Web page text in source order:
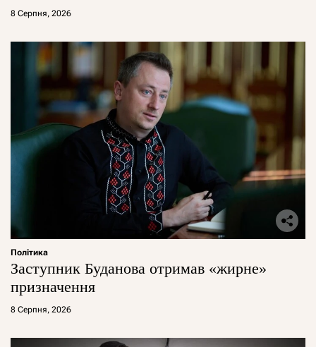
8 Серпня, 2026
Політика
Заступник Буданова отримав «жирне»
призначення
8 Серпня, 2026